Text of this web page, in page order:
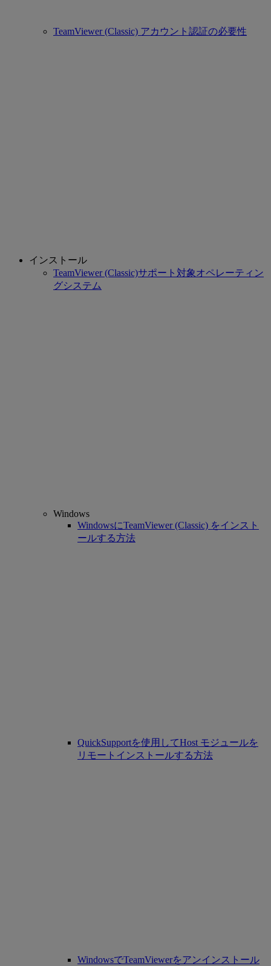
TeamViewer (Classic) アカウント認証の必要性
インストール
TeamViewer (Classic)サポート対象オペレーティン
グシステム
Windows
WindowsにTeamViewer (Classic) をインスト
ールする方法
QuickSupportを使用してHost モジュールを
リモートインストールする方法
WindowsでTeamViewerをアンインストール